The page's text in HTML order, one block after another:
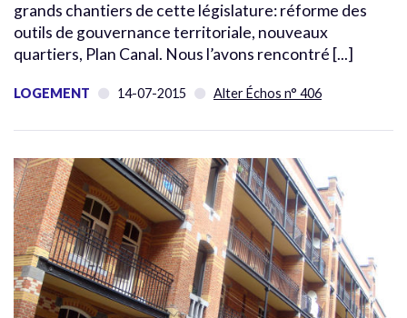
grands chantiers de cette législature: réforme des
outils de gouvernance territoriale, nouveaux
quartiers, Plan Canal. Nous l’avons rencontré [...]
LOGEMENT 14-07-2015 Alter Échos n° 406